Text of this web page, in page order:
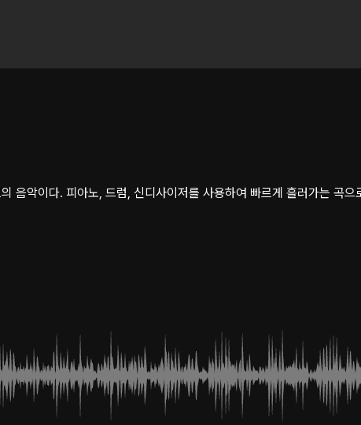
음악이다. 피아노, 드럼, 신디사이저를 사용하여 빠르게 흘러가는 곡